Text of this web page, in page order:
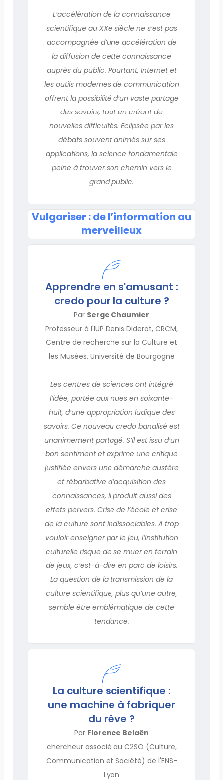
L’accélération de la connaissance
scientifique au XXe siècle ne s’est pas
accompagnée d’une accélération de
la diffusion de cette connaissance
auprès du public. Pourtant, Internet et
les outils modernes de communication
offrent la possibilité d’un vaste partage
des savoirs, tout en créant de
nouvelles difficultés. Eclipsée par les
débats souvent animés sur ses
applications, la science fondamentale
peine à trouver son chemin vers le
grand public.
Vulgariser : de l’information au
merveilleux
Apprendre en s'amusant :
credo pour la culture ?
Par Serge Chaumier
Professeur à l'IUP Denis Diderot, CRCM,
Centre de recherche sur la Culture et
les Musées, Université de Bourgogne
Les centres de sciences ont intégré
l’idée, portée aux nues en soixante-
huit, d’une appropriation ludique des
savoirs. Ce nouveau credo banalisé est
unanimement partagé. S’il est issu d’un
bon sentiment et exprime une critique
justifiée envers une démarche austère
et rébarbative d’acquisition des
connaissances, il produit aussi des
effets pervers. Crise de l’école et crise
de la culture sont indissociables. A trop
vouloir enseigner par le jeu, l’institution
culturelle risque de se muer en terrain
de jeux, c’est-à-dire en parc de loisirs.
La question de la transmission de la
culture scientifique, plus qu’une autre,
semble être emblématique de cette
tendance.
La culture scientifique :
une machine à fabriquer
du rêve ?
Par Florence Belaën
chercheur associé au C2SO (Culture,
Communication et Société) de l'ENS-
Lyon